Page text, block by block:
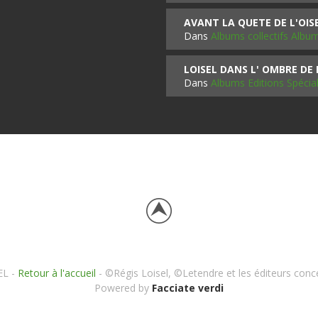
AVANT LA QUETE DE
Dans Albums collectifs
LOISEL DANS L' OMBRE DE
Dans Albums Editions
- Retour à l'accueil - ©Régis Loisel, ©Letendre et les éditeurs
Powered by Facciate verdi